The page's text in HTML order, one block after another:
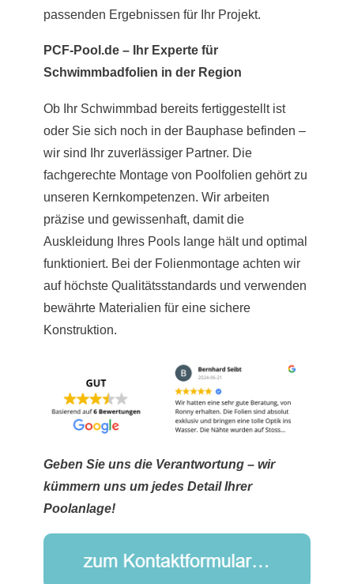
passenden Ergebnissen für Ihr Projekt.
PCF-Pool.de – Ihr Experte für
Schwimmbadfolien in der Region
Ob Ihr Schwimmbad bereits fertiggestellt ist
oder Sie sich noch in der Bauphase befinden –
wir sind Ihr zuverlässiger Partner. Die
fachgerechte Montage von Poolfolien gehört zu
unseren Kernkompetenzen. Wir arbeiten
präzise und gewissenhaft, damit die
Auskleidung Ihres Pools lange hält und optimal
funktioniert. Bei der Folienmontage achten wir
auf höchste Qualitätsstandards und verwenden
bewährte Materialien für eine sichere
Konstruktion.
Geben Sie uns die Verantwortung – wir
kümmern uns um jedes Detail Ihrer
Poolanlage!